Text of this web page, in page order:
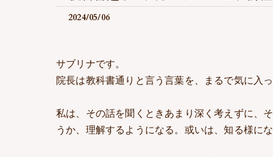
2024/05/06
サブリナです。
院長は教科書通りと言う言葉を、まるで気に入
私は、その話を聞くときあまり深く考えずに、
うか、理解するようになる。或いは、知る様に